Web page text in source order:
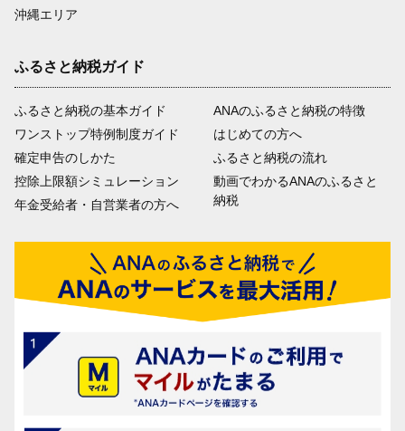
沖縄エリア
ふるさと納税ガイド
ふるさと納税の基本ガイド
ワンストップ特例制度ガイド
確定申告のしかた
控除上限額シミュレーション
年金受給者・自営業者の方へ
ANAのふるさと納税の特徴
はじめての方へ
ふるさと納税の流れ
動画でわかるANAのふるさと
納税